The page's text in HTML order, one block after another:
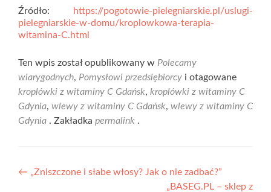
Źródło: https://pogotowie-pielegniarskie.pl/uslugi-
pielegniarskie-w-domu/kroplowkowa-terapia-
witamina-C.html
Ten wpis został opublikowany w Polecamy
wiarygodnych, Pomysłowi przedsiębiorcy i otagowane
kroplówki z witaminy C Gdańsk, kroplówki z witaminy C
Gdynia, wlewy z witaminy C Gdańsk, wlewy z witaminy C
Gdynia . Zakładka permalink .
Nawigacja
← „Zniszczone i słabe włosy? Jak o nie zadbać?”
„BASEG.PL – sklep z